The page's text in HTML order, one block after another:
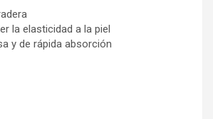
la elasticidad a la piel
y de rápida absorción